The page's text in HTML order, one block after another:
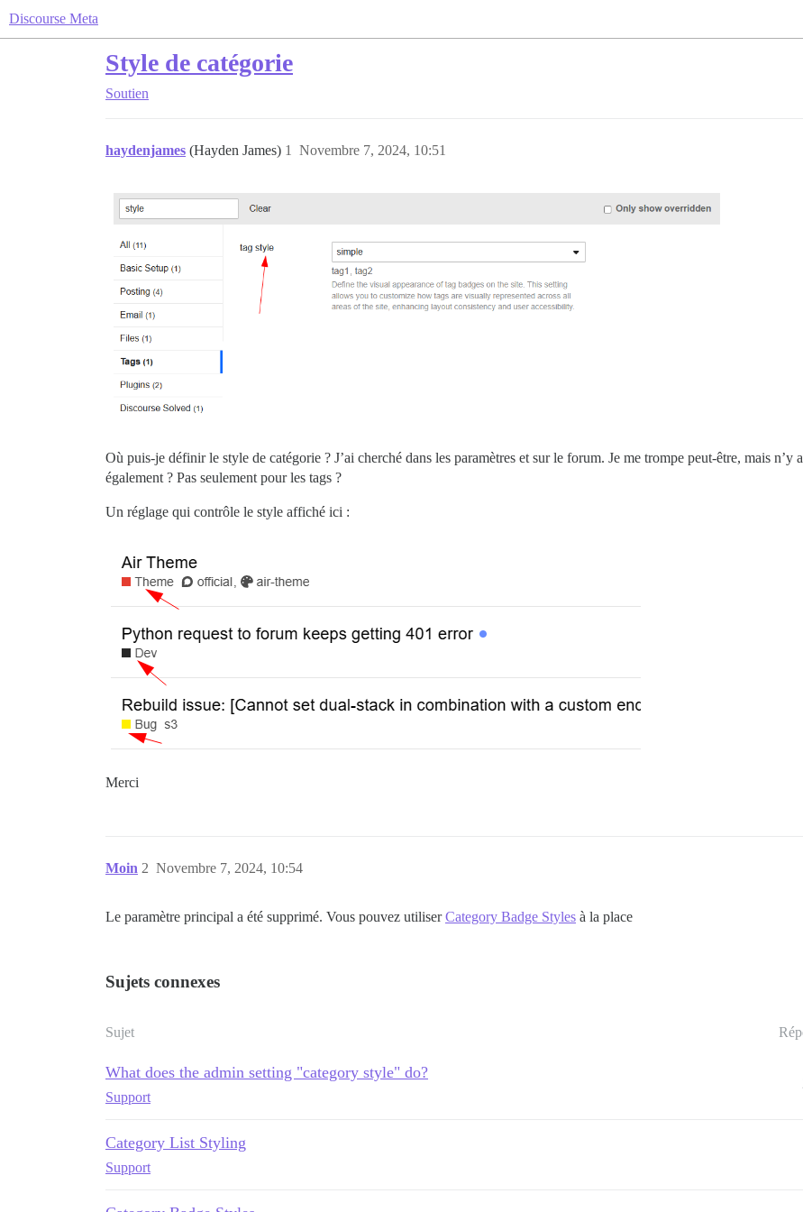
Discourse Meta
Style de catégorie
Soutien
haydenjames (Hayden James) Novembre 7, 2024, 10:51
1
Où puis-je définir le style de catégorie ? J’ai cherché dans les paramètres et sur le forum. Je me trompe peut-être, mais
également ? Pas seulement pour les tags ?
Un réglage qui contrôle le style affiché ici :
Merci
Moin Novembre 7, 2024, 10:54
2
Le paramètre principal a été supprimé. Vous pouvez utiliserCategory Badge Styles à la place
Sujets connexes
Sujet
What does the admin setting "category style" do?
Support
Category List Styling
Support